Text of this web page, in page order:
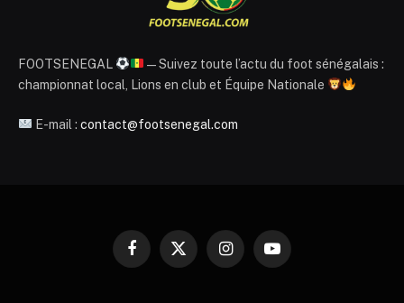
FOOTSENEGAL
— Suivez toute l’actu du foot sénégalais :
championnat local, Lions en club et Équipe Nationale
E-mail : contact@footsenegal.com
Facebook
X
InstagramYouTube